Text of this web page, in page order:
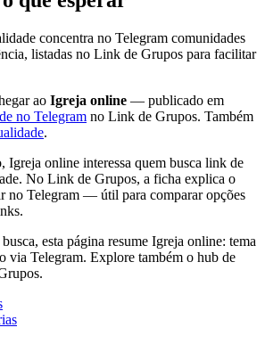
concentra no Telegram comunidades
listadas no Link de Grupos para facilitar
ao Igreja online — publicado em
no Telegram no Link de Grupos. Também
.
Igreja online interessa quem busca link de
No Link de Grupos, a ficha explica o
no Telegram — útil para comparar opções
esta página resume Igreja online: tema
via Telegram. Explore também o hub de